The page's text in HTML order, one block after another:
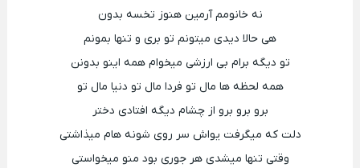
نه خانومم آرمین هنوز تخسه بدون
هی حالا دیدی میتونم تو بری و تنها بمونم
تو دیگه برام بی ارزشی میخوام همه اینو بدونن
همه لحظه ها مال تو فردا مال تو دنیا مال تو
برو برو برو از چشام دیگه افتادی دختر
دلت که میگرفت یواش سر روی شونه هام میذاشتی
وقتی تنها میشدی هر جوری بود منو میخواستی